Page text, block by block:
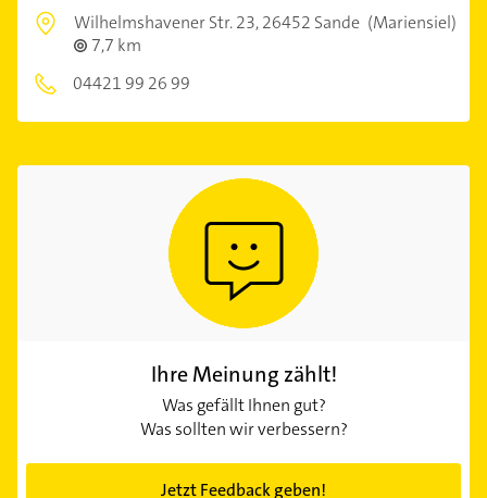
Wilhelmshavener Str. 23,26452 Sande (Mariensiel)
7,7 km
04421 99 26 99
Ihre Meinung zählt!
Was gefällt Ihnen gut?
Was sollten wir verbessern?
Jetzt Feedback geben!